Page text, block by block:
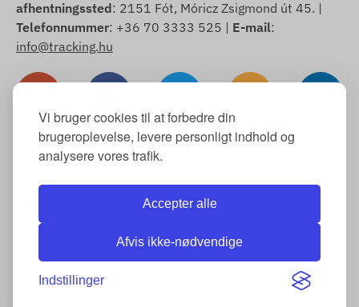
Vi bruger cookies til at forbedre din
brugeroplevelse, levere personligt indhold og
analysere vores trafik.
Accepter alle
Afvis ikke-nødvendige
Indstillinger
afhentningssted: 2151 Fót, Móricz Zsigmond út 45. |
Telefonnummer: +36 70 3333 525 | E-mail:
info@tracking.hu
Ophavsret © 2025 FlexCom Communications Ltd., Alle
Amerikanske dollar
Cookie-meddelelse
Eksempel på fortrydelsesformular
Fortrydelsesret-Leveringsinformation-Almindelige
forretningsbetingelser